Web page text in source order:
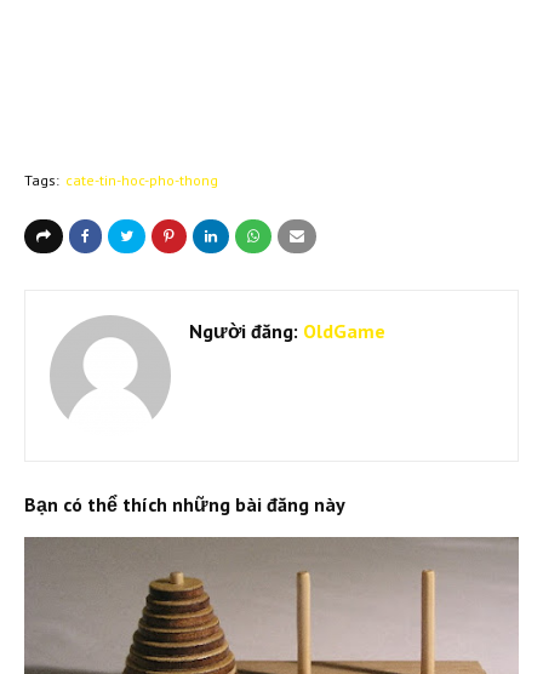
Tags: cate-tin-hoc-pho-thong
Người đăng: OldGame
Bạn có thể thích những bài đăng này